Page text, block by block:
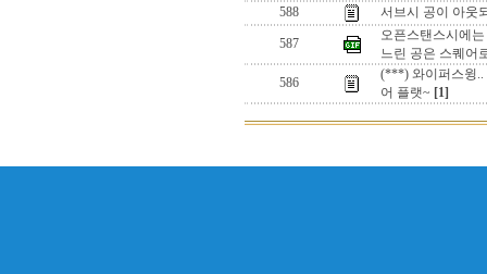
588
서브시 공이 아웃
587
오픈스탠스시에
느린 공은 스퀘어
586
(***) 와이퍼스윙..
어 플랫~ [1]